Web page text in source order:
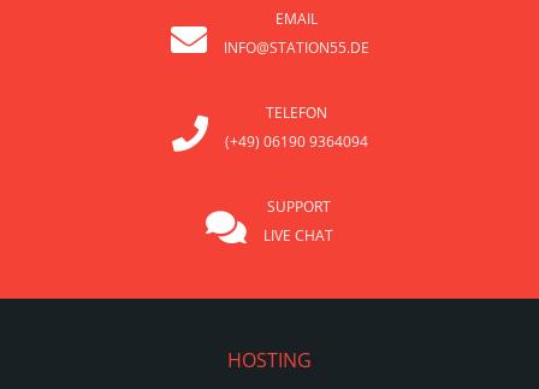
EMAIL
INFO@STATION55.DE
TELEFON
(+49) 06190 9364094
SUPPORT
LIVE CHAT
HOSTING